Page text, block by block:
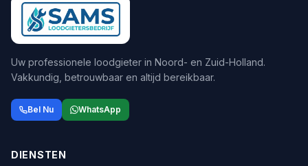
Uw professionele loodgieter in Noord- en Zuid-Holland.
Vakkundig, betrouwbaar en altijd bereikbaar.
Bel Nu WhatsApp
DIENSTEN